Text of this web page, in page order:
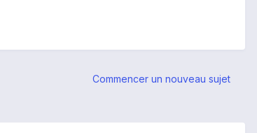
Commencer un nouveau sujet